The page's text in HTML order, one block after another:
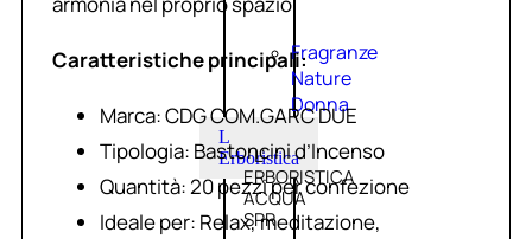
Fragranze
Nature
Donna
L
Erboristica
L’
ERBORISTICA
ACQUA
SPR
Caratteristiche principali:
Marca: CDG COM.GARC DUE
Tipologia: Bastoncini d’Incenso
Quantità: 20 pezzi per confezione
Ideale per: Relax, meditazione,